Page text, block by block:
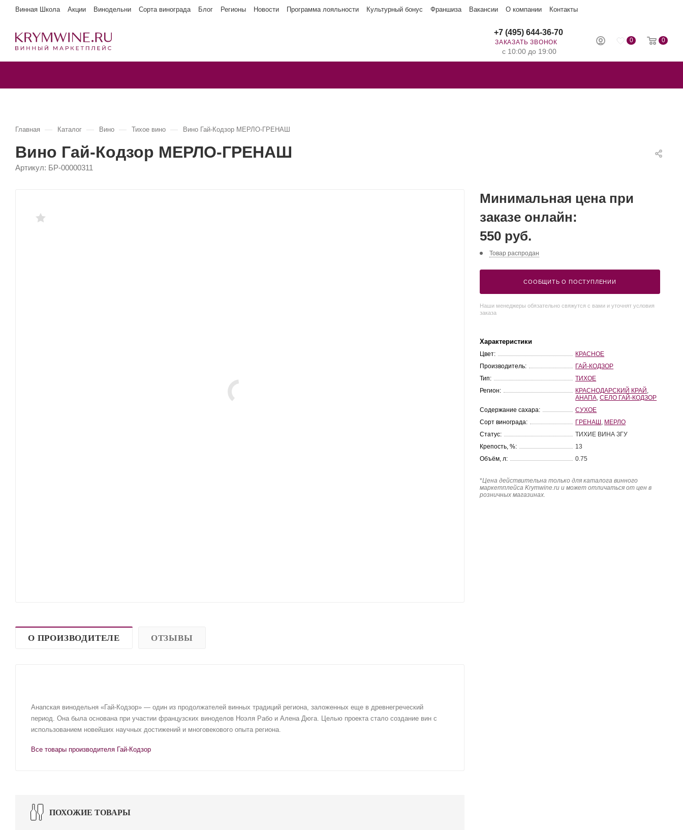
Винная Школа Акции Винодельни Сорта винограда Блог Регионы Новости Программа лояльности Культурный бонус Франшиза Вакансии О компании Контакты
0 0
+7 (495) 644-36-70
ЗАКАЗАТЬ ЗВОНОК
с 10:00 до 19:00
Главная — Каталог — Вино — Тихое вино — Вино Гай-Кодзор МЕРЛО-ГРЕНАШ
Вино Гай-Кодзор МЕРЛО-ГРЕНАШ
Артикул: БР-00000311
О ПРОИЗВОДИТЕЛЕ ОТЗЫВЫ
Анапская винодельня «Гай-Кодзор» — один из продолжателей винных традиций региона, заложенных еще в древнегреческий
период. Она была основана при участии французских виноделов Ноэля Рабо и Алена Дюга. Целью проекта стало создание вин с
использованием новейших научных достижений и многовекового опыта региона.
Все товары производителя Гай-Кодзор
ПОХОЖИЕ ТОВАРЫ
Минимальная цена при
заказе онлайн:
550 руб.
Товар распродан
СООБЩИТЬ О ПОСТУПЛЕНИИ
Наши менеджеры обязательно свяжутся с вами и уточнят условия
заказа
Характеристики
Цвет:
КРАСНОЕ
Производитель:
ГАЙ-КОДЗОР
Тип:
ТИХОЕ
Регион:
КРАСНОДАРСКИЙ КРАЙ
АНАПА ,СЕЛО ГАЙ-КОДЗОР
Содержание сахара:
СУХОЕ
Сорт винограда:
ГРЕНАШ МЕРЛО
Статус:
ТИХИЕ ВИНА ЗГУ
Крепость, %:
13
Объём, л:
0.75
*Цена действительна только для каталога винного
маркетплейса Krymwine.ru и может отличаться от цен в
розничных магазинах.